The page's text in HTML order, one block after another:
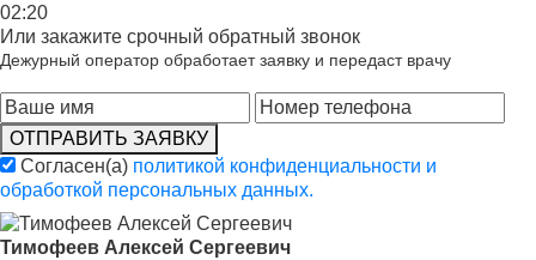
02:20
Или закажите срочный обратный звонок
Дежурный оператор обработает заявку и передаст врачу
ОТПРАВИТЬ ЗАЯВКУ
Согласен(а) политикой конфиденциальности и
обработкой персональных данных.
Тимофеев Алексей Сергеевич